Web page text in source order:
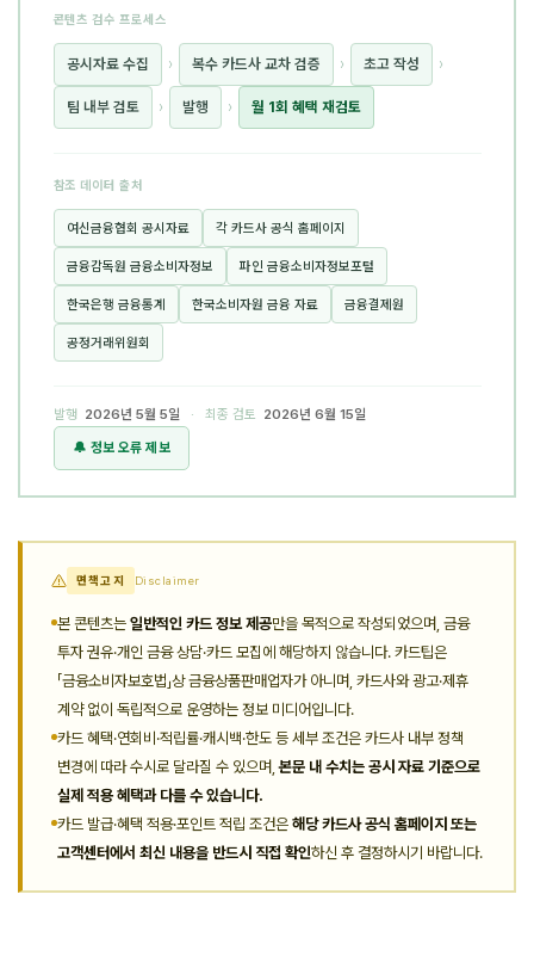
콘텐츠 검수 프로세스
공시자료 수집 › 복수 카드사 교차 검증 › 초고 작성 ›
팀 내부 검토 › 발행 › 월 1회 혜택 재검토
참조 데이터 출처
여신금융협회 공시자료 각 카드사 공식 홈페이지
금융감독원 금융소비자정보 파인 금융소비자정보포털
한국은행 금융통계 한국소비자원 금융 자료 금융결제원
공정거래위원회
발행 2026년 5월 5일 · 최종 검토 2026년 6월 15일
🔔 정보 오류 제보
면책고지 Disclaimer
본 콘텐츠는 일반적인 카드 정보 제공만을 목적으로 작성되었으며, 금융
투자 권유·개인 금융 상담·카드 모집에 해당하지 않습니다. 카드팁은
「금융소비자보호법」상 금융상품판매업자가 아니며, 카드사와 광고·제휴
계약 없이 독립적으로 운영하는 정보 미디어입니다.
카드 혜택·연회비·적립률·캐시백·한도 등 세부 조건은 카드사 내부 정책
변경에 따라 수시로 달라질 수 있으며,본문 내 수치는 공시 자료 기준으로
실제 적용 혜택과 다를 수 있습니다.
카드 발급·혜택 적용·포인트 적립 조건은 해당 카드사 공식 홈페이지 또는
고객센터에서 최신 내용을 반드시 직접 확인하신 후 결정하시기 바랍니다.